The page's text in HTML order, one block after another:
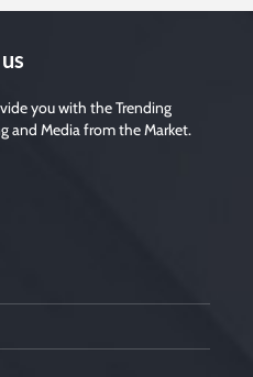
you with the Trending
and Media from the Market.